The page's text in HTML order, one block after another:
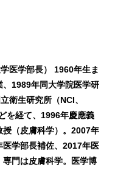
医学部長） 1960年生ま
1989年同大学院医学研
衛生研究所（NCI、
を経て、1996年慶應義
（皮膚科学）。2007年
学部長補佐、2017年医
門は皮膚科学。医学博